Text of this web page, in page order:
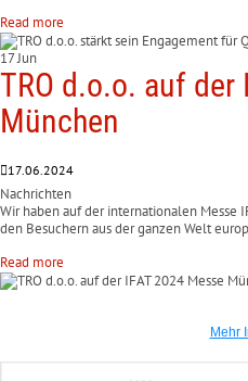
Read more
17 Jun
TRO d.o.o. auf der
München
17.06.2024
Nachrichten
Wir haben auf der internationalen Messe
den Besuchern aus der ganzen Welt
Read more
Mehr